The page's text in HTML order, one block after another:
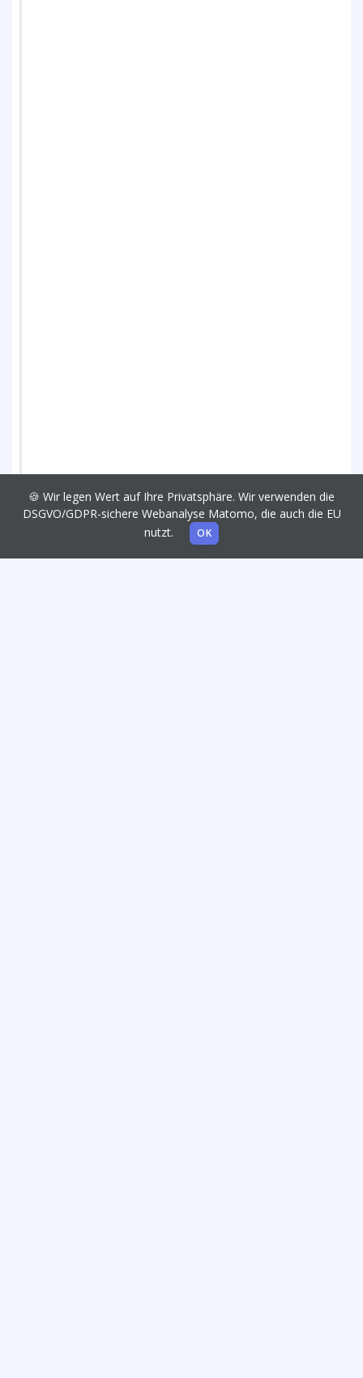
🍪 Wir legen Wert auf Ihre Privatsphäre. Wir verwenden die
DSGVO/GDPR-sichere Webanalyse Matomo, die auch die EU
nutzt.
OK